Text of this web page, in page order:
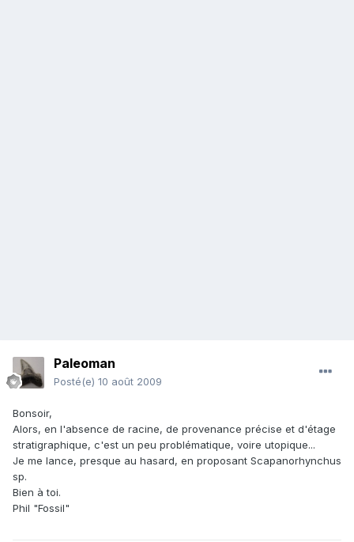
Paleoman
Posté(e) 10 août 2009
Bonsoir,
Alors, en l'absence de racine, de provenance précise et d'étage
stratigraphique, c'est un peu problématique, voire utopique...
Je me lance, presque au hasard, en proposant Scapanorhynchus
sp.
Bien à toi.
Phil "Fossil"